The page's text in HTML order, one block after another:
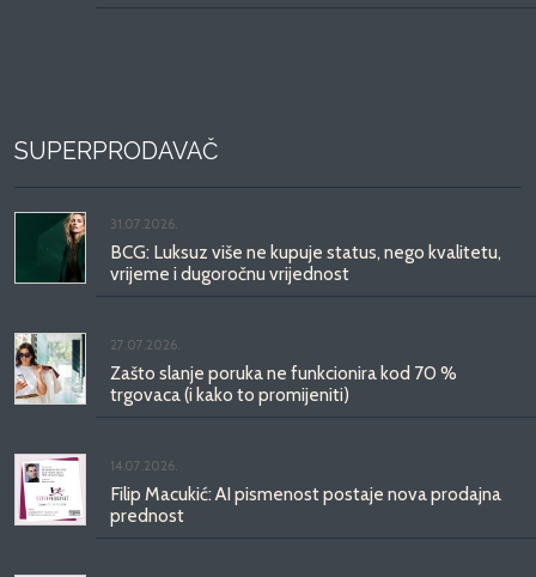
SUPERPRODAVAČ
31.07.2026.
BCG: Luksuz više ne kupuje status, nego kvalitetu,
vrijeme i dugoročnu vrijednost
27.07.2026.
Zašto slanje poruka ne funkcionira kod 70 %
trgovaca (i kako to promijeniti)
14.07.2026.
Filip Macukić: AI pismenost postaje nova prodajna
prednost